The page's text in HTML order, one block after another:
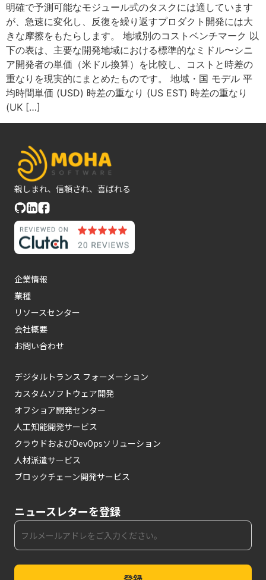
明確で予測可能なモジュール式のタスクには適しています
が、急速に変化し、反復を繰り返すプロダクト開発には大
きな摩擦をもたらします。 地域別のコストベンチマーク 以
下の表は、主要な開発地域における標準的なミドル〜シニ
ア開発者の単価（米ドル換算）を比較し、コストと時差の
重なりを現実的にまとめたものです。 地域・国 モデル 平
均時間単価 (USD) 時差の重なり (US EST) 時差の重なり
(UK […]
親しまれ、信頼され、喜ばれる
企業情報
業種
リソースセンター
会社概要
お問い合わせ
デジタルトランス フォーメーション
カスタムソフトウェア開発
オフショア開発センター
人工知能開発サービス
クラウドおよびDevOpsソリューション
人材派遣サービス
ブロックチェーン開発サービス
ニュースレターを登録